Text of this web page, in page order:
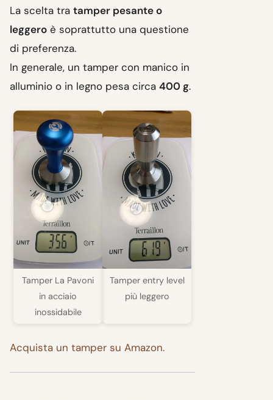
La scelta tra tamper pesante o
leggero è soprattutto una questione
di preferenza.
In generale, un tamper con manico in
alluminio o in legno pesa circa 400 g.
Tamper La Pavoni
in acciaio
inossidabile
Tamper entry level
più leggero
Acquista un tamper su Amazon.